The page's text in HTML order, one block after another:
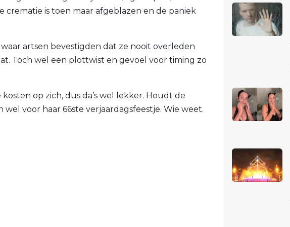
crematie is toen maar afgeblazen en de paniek
artsen bevestigden dat ze nooit overleden
Toch wel een plottwist en gevoel voor timing zo
op zich, dus da’s wel lekker. Houdt de
voor haar 66ste verjaardagsfeestje. Wie weet.